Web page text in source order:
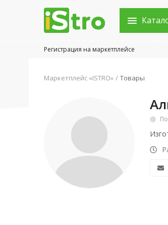
Регистрация на маркетплейсе
Маркетплейс «ISTRO» Товары